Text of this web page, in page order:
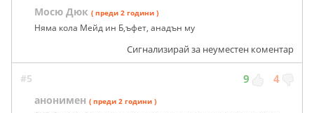
Мосю Дюк ( преди 2 години )
Няма кола Мейд ин Б,ъфет, анадън му
Сигнализирай за неуместен коментар
#5 9 4
анонимен ( преди 2 години )